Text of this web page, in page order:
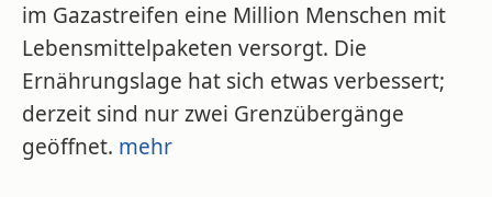
im Gazastreifen eine Million Menschen mit
Lebensmittelpaketen versorgt. Die
Ernährungslage hat sich etwas verbessert;
derzeit sind nur zwei Grenzübergänge
geöffnet. mehr